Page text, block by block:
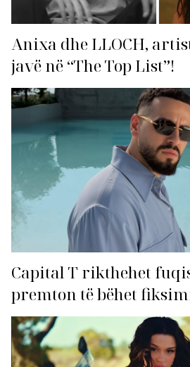
Anixa dhe LLOCH,
javë në “The Top List”!
Capital T rikthehet
premton të bëhet